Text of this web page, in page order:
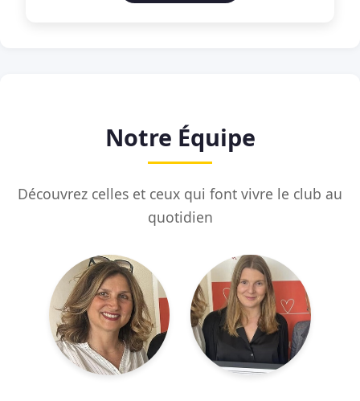
Notre Équipe
Découvrez celles et ceux qui font vivre le club au
quotidien